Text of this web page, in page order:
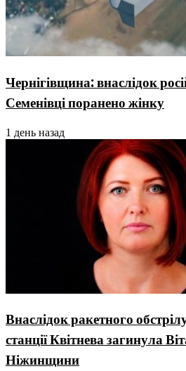
Чернігівщина: внаслідок
Семенівці поранено жінку
1 день назад
Внаслідок ракетного
станції Квітнева загинула
Ніжинщини